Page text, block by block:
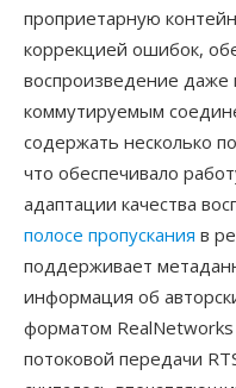
проприетарную
коррекцией ошибок,
воспроизведение
коммутируемым
содержать несколько
что обеспечивало
адаптации качества
полосе пропускания в
поддерживает
информация об
форматом
потоковой передачи